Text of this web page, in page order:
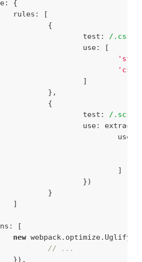
: {
rules : [
test : /.css$/
'css-
test : /
use:
use
: [
new
// ...